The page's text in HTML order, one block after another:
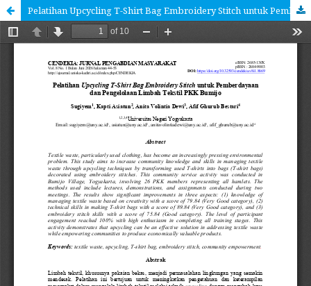
Pelatihan Upcycling T-Shirt Bag Embroidery Stitch untuk Pemberdayaan dan Pengelolaan Limbah Tekstil PKK Bumijo